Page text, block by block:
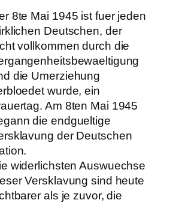
8te Mai 1945 ist fuer jeden
Deutschen, der
vollkommen durch die
die Umerziehung
wurde, ein
Am 8ten Mai 1945
die endgueltige
der Deutschen
widerlichsten Auswuechse
Versklavung sind heute
als je zuvor, die